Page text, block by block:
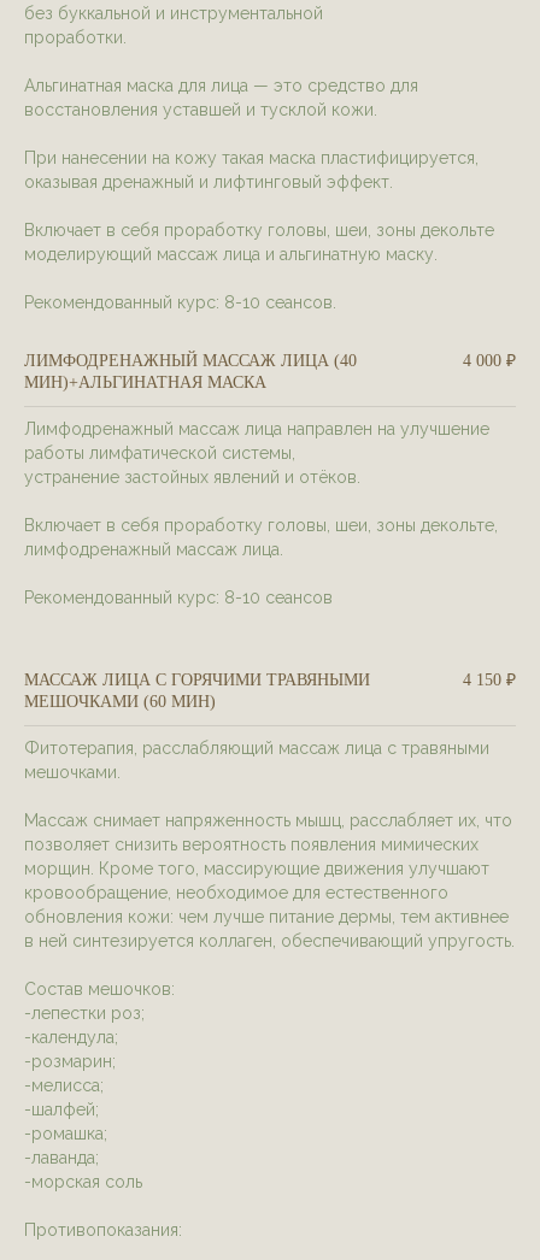
без буккальной и инструментальной
проработки.
Альгинатная маска для лица — это средство для
восстановления уставшей и тусклой кожи.
При нанесении на кожу такая маска пластифицируется,
оказывая дренажный и лифтинговый эффект.
Включает в себя проработку головы, шеи, зоны декольте
моделирующий массаж лица и альгинатную маску.
Рекомендованный курс: 8-10 сеансов.
ЛИМФОДРЕНАЖНЫЙ МАССАЖ ЛИЦА (40
МИН)+АЛЬГИНАТНАЯ МАСКА
4 000 ₽
Лимфодренажный массаж лица направлен на улучшение
работы лимфатической системы,
устранение застойных явлений и отёков.
Включает в себя проработку головы, шеи, зоны декольте,
лимфодренажный массаж лица.
Рекомендованный курс: 8-10 сеансов
МАССАЖ ЛИЦА С ГОРЯЧИМИ ТРАВЯНЫМИ
МЕШОЧКАМИ (60 МИН)
4 150 ₽
Фитотерапия, расслабляющий массаж лица с травяными
мешочками.
Массаж снимает напряженность мышц, расслабляет их, что
позволяет снизить вероятность появления мимических
морщин. Кроме того, массирующие движения улучшают
кровообращение, необходимое для естественного
обновления кожи: чем лучше питание дермы, тем активнее
в ней синтезируется коллаген, обеспечивающий упругость.
Состав мешочков:
-лепестки роз;
-календула;
-розмарин;
-мелисса;
-шалфей;
-ромашка;
-лаванда;
-морская соль
Противопоказания: